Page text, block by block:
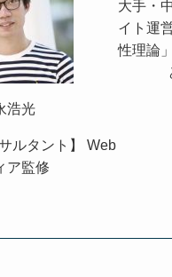
浩光
ルタント】 Web
ア監修
大手・
イト運
性理論